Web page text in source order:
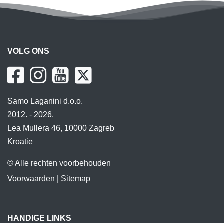
VOLG ONS
Samo Laganini d.o.o.
2012. - 2026.
Lea Mullera 46, 10000 Zagreb
Kroatie
© Alle rechten voorbehouden
Voorwaarden
Sitemap
HANDIGE LINKS